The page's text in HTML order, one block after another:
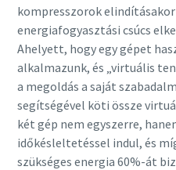
kompresszorok
energiafogyasztási csúcs
Ahelyett, hogy egy gépet
alkalmazunk, és „virtuális
a megoldás a saját
segítségével köti össze
két gép nem egyszerre,
időkésleltetéssel indul, és
szükséges energia 60%-át